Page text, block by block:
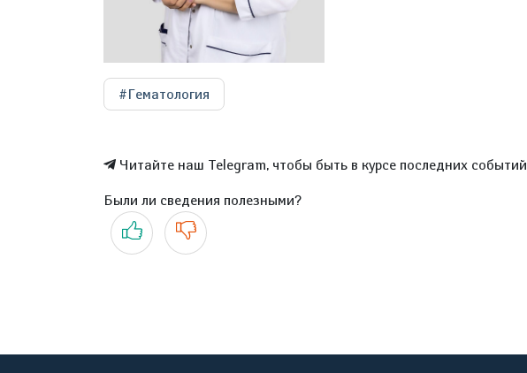
#Гематология
Читайте наш Telegram, чтобы быть в курсе последних событий.
Были ли сведения полезными?
Да